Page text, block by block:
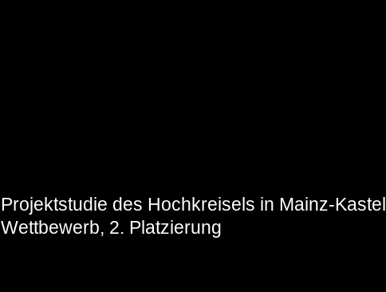
Projektstudie des Hochkreisels in Mainz-Kastel
Wettbewerb, 2. Platzierung